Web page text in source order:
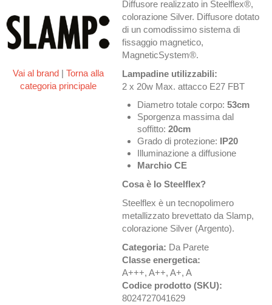
Vai al brand| Torna alla
categoria principale
Diffusore realizzato in Steelflex®,
colorazione Silver. Diffusore dotato
di un comodissimo sistema di
fissaggio magnetico,
MagneticSystem®.
Lampadine utilizzabili:
2 x 20w Max. attacco E27 FBT
Diametro totale corpo:53cm
Sporgenza massima dal
soffitto:20cm
Grado di protezione: IP20
Illuminazione a diffusione
Marchio CE
Cosa è lo Steelflex?
Steelflex è un tecnopolimero
metallizzato brevettato da Slamp,
colorazione Silver (Argento).
Categoria: Da Parete
Classe energetica:
A+++, A++, A+, A
Codice prodotto (SKU):
8024727041629